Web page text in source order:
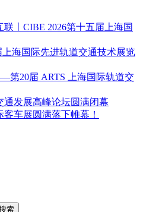
丨CIBE 2026第十五届上海国
上海国际先进轨道交通技术展览
第20届 ARTS 上海国际轨道交
通发展高峰论坛圆满闭幕
车展圆满落下帷幕！